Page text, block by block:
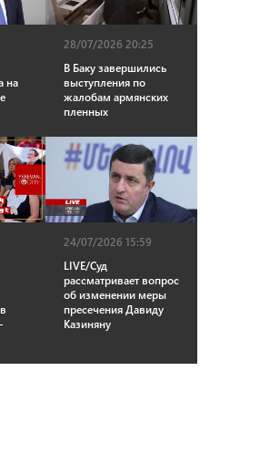
на
28/07/2026 20:25
В Баку завершились
выступления по
жалобам армянских
пленных
24/07/2026 15:59
LIVE/Суд
рассматривает вопрос
об изменении меры
пресечения Давиду
Казиняну